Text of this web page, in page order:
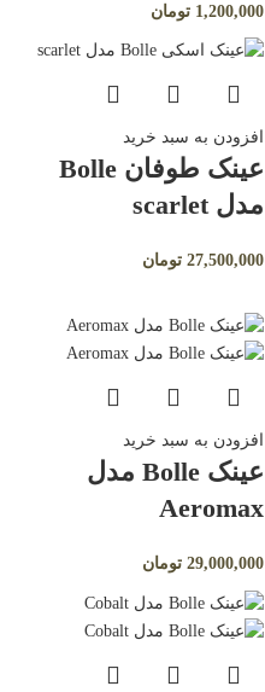
1,200,000 تومان
افزودن به سبد خرید
عینک طوفان Bolle
مدل scarlet
27,500,000 تومان
افزودن به سبد خرید
عینک Bolle مدل
Aeromax
29,000,000 تومان